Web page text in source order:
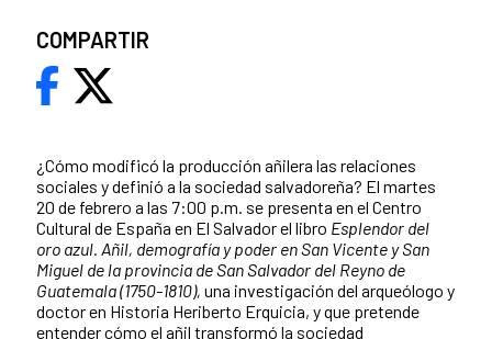
¿Cómo modificó la producción añilera las relaciones
sociales y definió a la sociedad salvadoreña? El martes
20 de febrero a las 7:00 p.m. se presenta en el Centro
Cultural de España en El Salvador el libro Esplendor del
oro azul. Añil, demografía y poder en San Vicente y San
Miguel de la provincia de San Salvador del Reyno de
Guatemala (1750-1810), una investigación del arqueólogo y
doctor en Historia Heriberto Erquicia, y que pretende
entender cómo el añil transformó la sociedad
COMPARTIR